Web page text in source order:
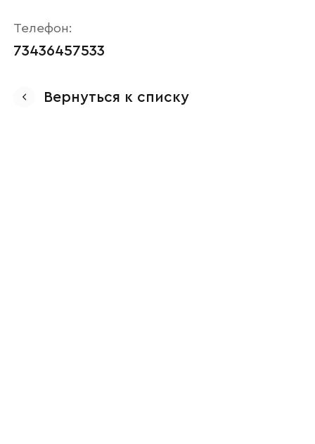
Телефон:
73436457533
Вернуться к списку